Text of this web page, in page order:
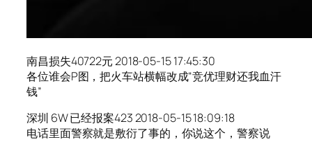
南昌损失40722元 2018-05-15 17:45:30
各位谁会P图，把火车站横幅改成“竞优理财还我血汗
钱”
深圳 6W 已经报案423 2018-05-15 18:09:18
电话里面警察就是敷衍了事的，你说这个，警察说